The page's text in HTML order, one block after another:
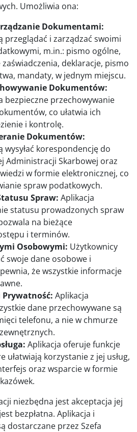
Umożliwia ona:
Dokumentami:
przeglądać i zarządzać swoimi
m.in.: pismo ogólne,
deklaracje, pismo
mandaty, w jednym miejscu.
Dokumentów:
bezpieczne przechowywanie
co ułatwia ich
i kontrolę.
Dokumentów:
wysyłać korespondencję do
Administracji Skarbowej oraz
w formie elektronicznej, co
spraw podatkowych.
Spraw: Aplikacja
statusu prowadzonych spraw
na bieżące
i terminów.
Osobowymi: Użytkownicy
swoje dane osobowe i
że wszystkie informacje
Prywatność: Aplikacja
dane przechowywane są
telefonu, a nie w chmurze
Aplikacja oferuje funkcje
ułatwiają korzystanie z jej usług,
oraz wsparcie w formie
niezbędna jest akceptacja jej
bezpłatna. Aplikacja i
dostarczane przez Szefa